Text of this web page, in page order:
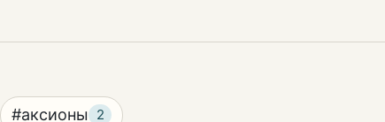
#аксионы 2